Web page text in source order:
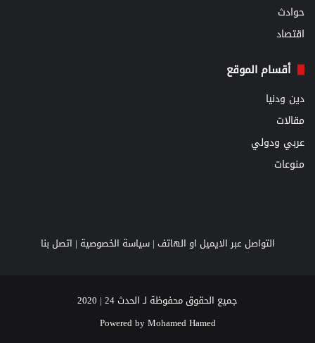
حوادث
اقتصاد
أقسام الموقع
دين ودنيا
مقالات
عربي ودولي
منوعات
التواصل عبر الايميل او الهاتف |سياسة الخصوصية | اتصل بنا
جميع الحقوق محفوظة لـ الحدث 24 | 2020
Powered byMohamed Hamed